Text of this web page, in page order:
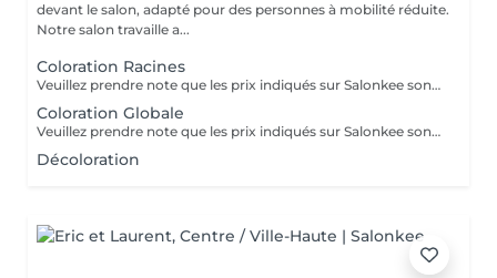
devant le salon, adapté pour des personnes à mobilité réduite.
Notre salon travaille a...
Coloration Racines
Veuillez prendre note que les prix indiqués sur Salonkee sont communiqués à titre informatif et s'entendent de base. Ces derniers sont susceptibles de varier selon le diagnostic réalisé à votre arrivée au salon et l'expertise du professionnel à qui vous confiez votre beauté. Dans tous les cas, un devis précis vous sera proposé et toutes réalisations de prestations seront effectuées avec votre accord. Un grand merci d'avance pour votre compréhension. Au plaisir de vous recevoir très vite.
Coloration Globale
Veuillez prendre note que les prix indiqués sur Salonkee sont communiqués à titre informatif et s'entendent de base. Ces derniers sont susceptibles de varier selon le diagnostic réalisé à votre arrivée au salon et l'expertise du professionnel à qui vous confiez votre beauté. Dans tous les cas, un devis précis vous sera proposé et toutes réalisations de prestations seront effectuées avec votre accord. Un grand merci d'avance pour votre compréhension. Au plaisir de vous recevoir très vite.
Décoloration